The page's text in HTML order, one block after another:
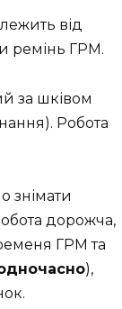
від
ремінь ГРМ.
за шківом
Робота
знімати
дорожча,
ГРМ та
),